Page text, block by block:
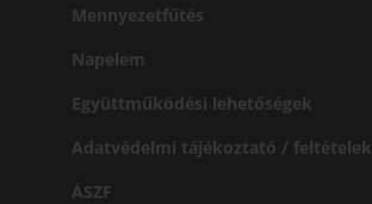
Mennyezetfűtés
Napelem
Együttműködési lehetőségek
Adatvédelmi tájékoztató / feltételek
ÁSZF